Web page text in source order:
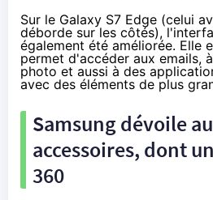
Sur le Galaxy S7 Edge (celui
déborde sur les côtés),
également été améliorée. Elle
permet d'accéder aux emails,
photo et aussi à des
avec des éléments de plus
Samsung dévoile
accessoires, dont
360